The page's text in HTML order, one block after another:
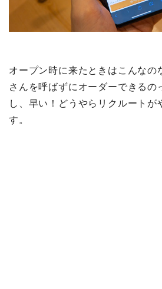
オープン時に来たときはこんなの
さんを呼ばずにオーダーできるの
し、早い！どうやらリクルートが
す。